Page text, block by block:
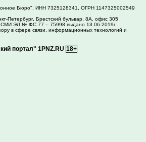
Бюро". ИНН 7325128341, ОГРН 1147325002549
Петербург, Брестский бульвар, 8А, офис 305
СМИ ЭЛ № ФС 77 – 75998 выдано 13.06.2019г.
в сфере связи, информационных технологий и
портал" 1PNZ.RU 18+